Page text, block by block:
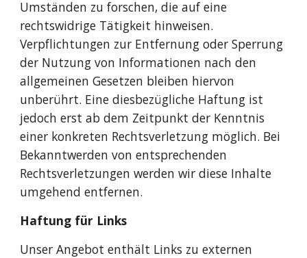
Umständen zu forschen, die auf eine
rechtswidrige Tätigkeit hinweisen.
Verpflichtungen zur Entfernung oder Sperrung
der Nutzung von Informationen nach den
allgemeinen Gesetzen bleiben hiervon
unberührt. Eine diesbezügliche Haftung ist
jedoch erst ab dem Zeitpunkt der Kenntnis
einer konkreten Rechtsverletzung möglich. Bei
Bekanntwerden von entsprechenden
Rechtsverletzungen werden wir diese Inhalte
umgehend entfernen.
Haftung für Links
Unser Angebot enthält Links zu externen